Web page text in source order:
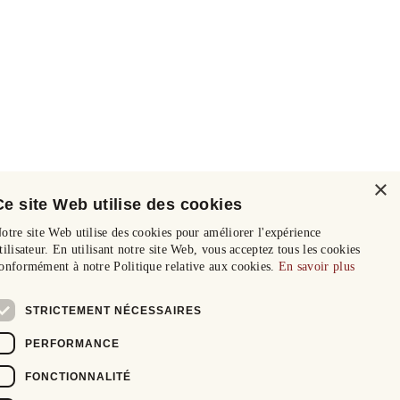
×
site Web utilise des cookies
site Web utilise des cookies pour améliorer l'expérience
En utilisant notre site Web, vous acceptez tous les cookies
à notre Politique relative aux cookies. En savoir plus
STRICTEMENT NÉCESSAIRES
PERFORMANCE
FONCTIONNALITÉ